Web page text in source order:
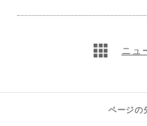
ニュ
ページの